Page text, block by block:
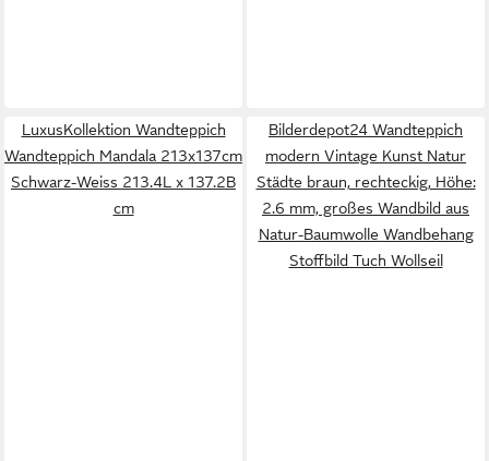
LuxusKollektion Wandteppich
Wandteppich Mandala 213x137cm
Schwarz-Weiss 213.4L x 137.2B
cm
Bilderdepot24 Wandteppich
modern Vintage Kunst Natur
Städte braun, rechteckig, Höhe:
2.6 mm, großes Wandbild aus
Natur-Baumwolle Wandbehang
Stoffbild Tuch Wollseil